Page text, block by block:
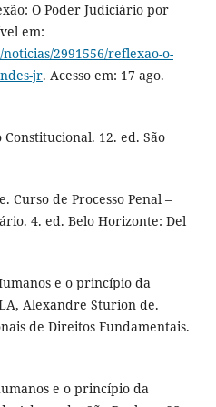
O Poder Judiciário por
em:
2991556/reflexao-o-
jr. Acesso em: 17 ago.
12. ed. São
Curso de Processo Penal –
4. ed. Belo Horizonte: Del
e o princípio da
Alexandre Sturion de.
de Direitos Fundamentais.
e o princípio da